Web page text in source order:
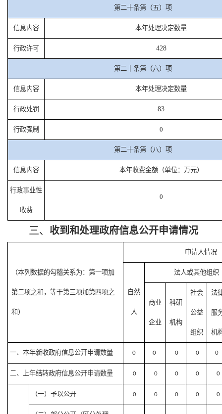
第二十条第（五）项
信息内容 本年处理决定数量
行政许可 428
第二十条第（六）项
信息内容 本年处理决定数量
行政处罚 83
行政强制 0
第二十条第（八）项
信息内容 本年收费金额（单位：万元）
行政事业性
收费
0
三、 收到和处理政府信息公开申请情况
（本列数据的勾稽关系为：第一项加
第二项之和，等于第三项加第四项之
和）
申请人情况
自然
人
法人或其他组织
商业
企业
科研
机构
社会
公益
组织
法
服
机
一、本年新收政府信息公开申请数量 0 0 0 0 0
二、上年结转政府信息公开申请数量 0 0 0 0 0
（一）予以公开 0 0 0 0 0